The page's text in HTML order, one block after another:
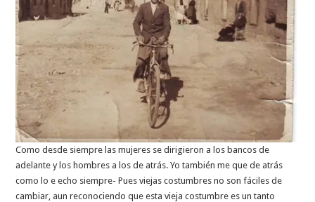
Como desde siempre las mujeres se dirigieron a los bancos de
adelante y los hombres a los de atrás. Yo también me que de atrás
como lo e echo siempre- Pues viejas costumbres no son fáciles de
cambiar, aun reconociendo que esta vieja costumbre es un tanto